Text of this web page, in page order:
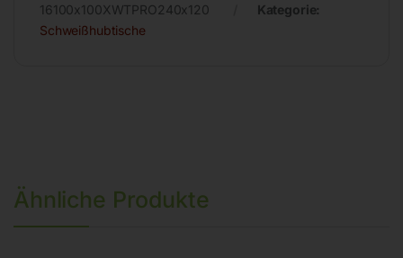
16100x100XWTPRO240x120
Kategorie:
Schweißhubtische
Ähnliche Produkte